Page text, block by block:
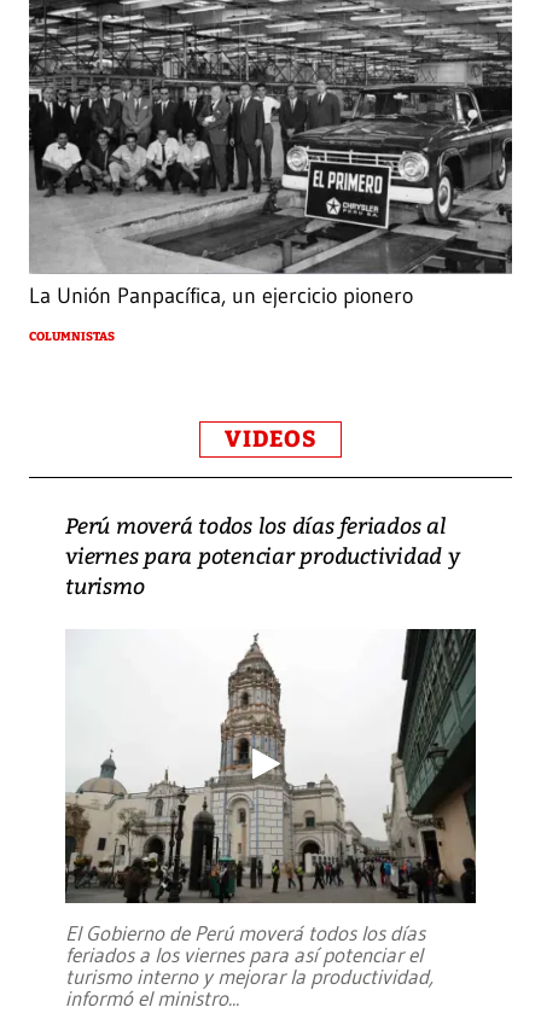
La Unión Panpacífica, un ejercicio pionero
COLUMNISTAS
VIDEOS
Perú moverá todos los días feriados al
viernes para potenciar productividad y
turismo
El Gobierno de Perú moverá todos los días
feriados a los viernes para así potenciar el
turismo interno y mejorar la productividad,
informó el ministro...